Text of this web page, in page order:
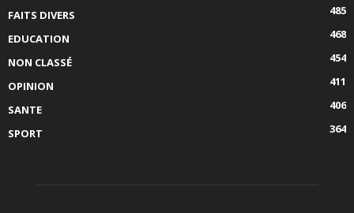
FAITS DIVERS
485
EDUCATION
468
NON CLASSÉ
454
OPINION
411
SANTE
406
SPORT
364